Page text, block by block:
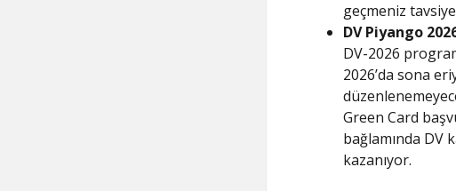
geçmeniz
DV Piyango
DV-2026
2026’da sona
Green Card
bağlamında DV
kazanıyor.